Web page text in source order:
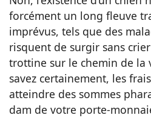
forcément un long fleuve
imprévus, tels que des
risquent de surgir sans
trottine sur le chemin de la
savez certainement, les
atteindre des sommes
dam de votre porte-